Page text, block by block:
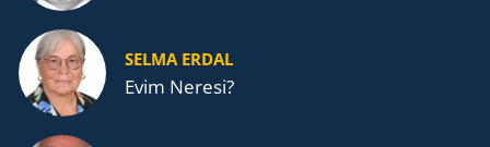
SELMA ERDAL
Evim Neresi?